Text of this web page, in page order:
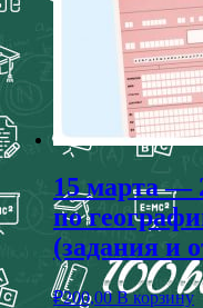
15 марта —
по
(задания и
₽200,00 В корзину